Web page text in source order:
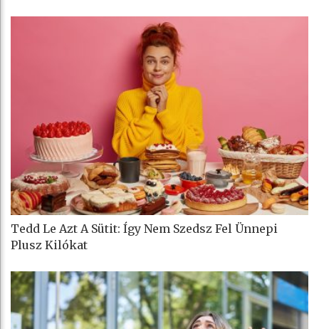
Tedd Le Azt A Sütit: Így Nem Szedsz Fel Ünnepi
Plusz Kilókat